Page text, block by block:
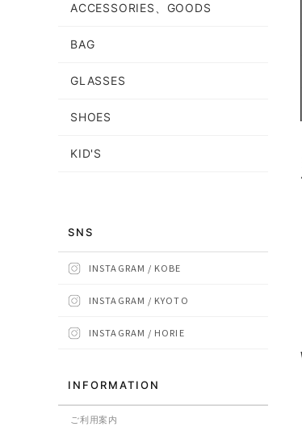
ACCESSORIES、GOODS
BAG
GLASSES
SHOES
KID'S
SNS
INSTAGRAM / KOBE
INSTAGRAM / KYOTO
INSTAGRAM / HORIE
INFORMATION
ご利用案内